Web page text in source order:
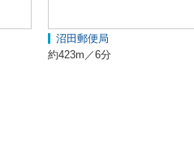
沼田郵便局
約423m／6分